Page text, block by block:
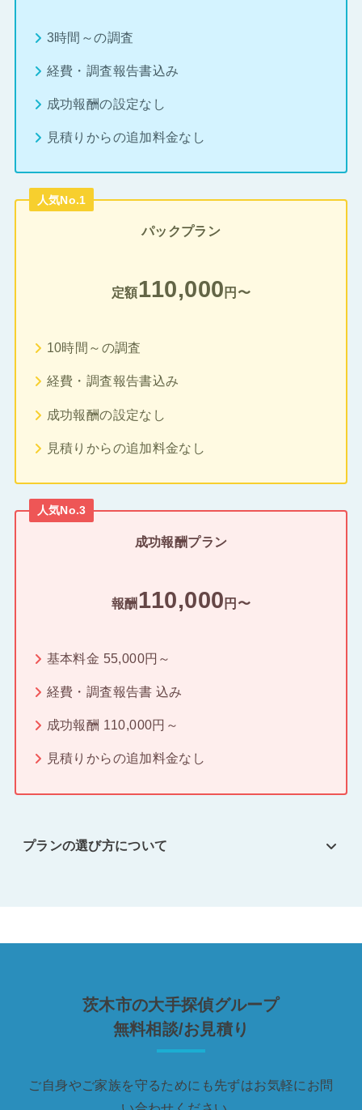
3時間～の調査
経費・調査報告書込み
成功報酬の設定なし
見積りからの追加料金なし
人気No.1
パックプラン
定額110,000 円〜
10時間～の調査
経費・調査報告書込み
成功報酬の設定なし
見積りからの追加料金なし
人気No.3
成功報酬プラン
報酬 110,000 円〜
基本料金 55,000円～
経費・調査報告書 込み
成功報酬 110,000円～
見積りからの追加料金なし
プランの選び方について
茨木市の大手探偵グループ
無料相談/お見積り
ご自身やご家族を守るためにも先ずはお気軽にお問